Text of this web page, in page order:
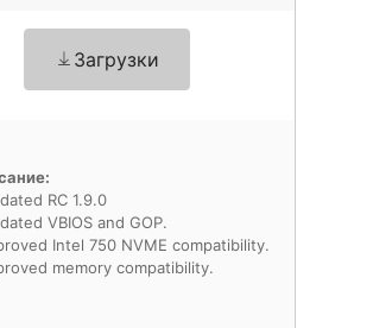
Загрузки
RC 1.9.0
VBIOS and GOP.
Intel 750 NVME compatibility.
memory compatibility.